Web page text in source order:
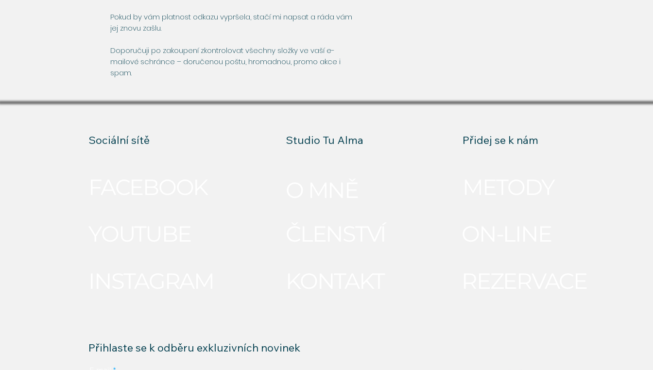
Pokud by vám platnost odkazu vypršela, stačí mi napsat a ráda vám
jej znovu zašlu.
Doporučuji po zakoupení zkontrolovat všechny složky ve vaší e-
mailové schránce – doručenou poštu, hromadnou, promo akce i
spam.
Sociální sítě Studio Tu Alma Přidej se k nám
Přihlaste se k odběru exkluzivních novinek